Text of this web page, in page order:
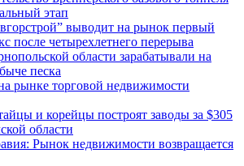
этап
выводит на рынок первый
после четырехлетнего перерыва
области зарабатывали на
песка
рынке торговой недвижимости
и корейцы построят заводы за $305
области
Рынок недвижимости возвращается